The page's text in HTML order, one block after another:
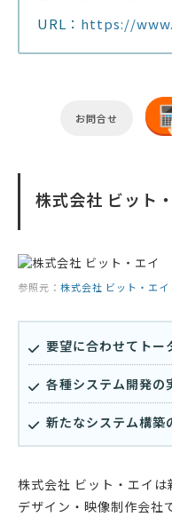
URL： https://
お問合せ
株式会社 ビット
参照元： 株式会社 ビット・エイ
要望に合わせてトー
各種システム開発の
新たなシステム構築
株式会社 ビット・エイは
デザイン・映像制作会社